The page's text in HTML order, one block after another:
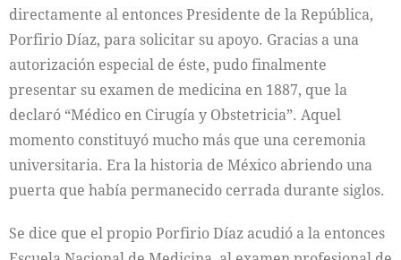
directamente al entonces Presidente de la República,
Porfirio Díaz, para solicitar su apoyo. Gracias a una
autorización especial de éste, pudo finalmente
presentar su examen de medicina en 1887, que la
declaró “Médico en Cirugía y Obstetricia”. Aquel
momento constituyó mucho más que una ceremonia
universitaria. Era la historia de México abriendo una
puerta que había permanecido cerrada durante siglos.
Se dice que el propio Porfirio Díaz acudió a la entonces